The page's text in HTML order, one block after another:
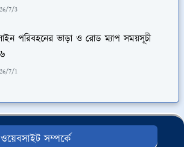
7/3
পরিবহনের ভাড়া ও রোড ম্যাপ সময়সূচী
7/1
সম্পর্কে